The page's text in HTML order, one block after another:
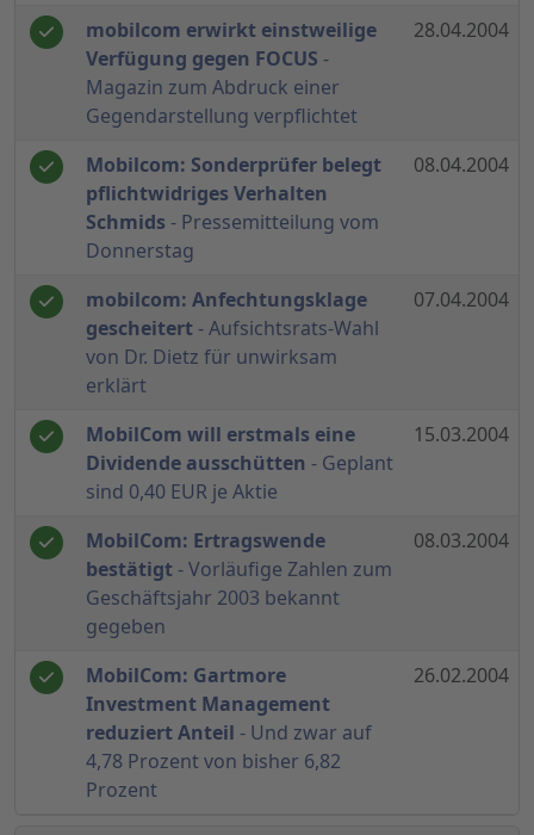
mobilcom erwirkt einstweilige
Verfügung gegen FOCUS -
Magazin zum Abdruck einer
Gegendarstellung verpflichtet
28.04.2004
Mobilcom: Sonderprüfer belegt
pflichtwidriges Verhalten
Schmids - Pressemitteilung vom
Donnerstag
08.04.2004
mobilcom: Anfechtungsklage
gescheitert - Aufsichtsrats-Wahl
von Dr. Dietz für unwirksam
erklärt
07.04.2004
MobilCom will erstmals eine
Dividende ausschütten - Geplant
sind 0,40 EUR je Aktie
15.03.2004
MobilCom: Ertragswende
bestätigt - Vorläufige Zahlen zum
Geschäftsjahr 2003 bekannt
gegeben
08.03.2004
MobilCom: Gartmore
Investment Management
reduziert Anteil - Und zwar auf
4,78 Prozent von bisher 6,82
Prozent
26.02.2004